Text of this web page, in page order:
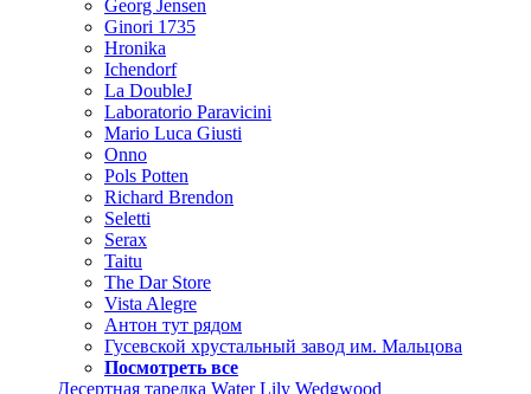
Georg Jensen
Ginori 1735
Hronika
Ichendorf
La DoubleJ
Laboratorio Paravicini
Mario Luca Giusti
Onno
Pols Potten
Richard Brendon
Seletti
Serax
Taitu
The Dar Store
Vista Alegre
Антон тут рядом
Гусевской хрустальный завод им. Мальцова
Посмотреть все
Десертная тарелка Water Lily Wedgwood